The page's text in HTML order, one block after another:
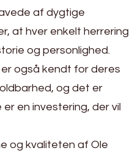
af dygtige
at hver enkelt herrering
og personlighed.
er også kendt for deres
og det er
en investering, der vil
og kvaliteten af Ole